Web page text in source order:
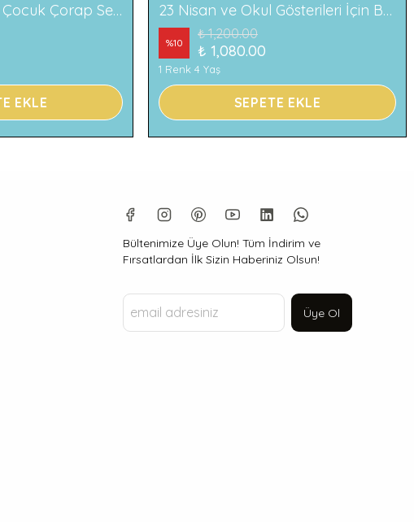
2'li Ayıcık Desenli Çocuk Çorap Seti Renkli ve Eğlenceli Desenler Rahat ve Yumuşak Kumaş
EKLE
23 Nisan ve Okul Gösterileri İçin Beyaz Çocuk Pantolonu
%10
₺ 1,200.00
₺ 1,080.00
1 Renk 4 Yaş
SEPETE EKLE
Bültenimize Üye Olun! Tüm İndirim ve
Fırsatlardan İlk Sizin Haberiniz Olsun!
Üye Ol